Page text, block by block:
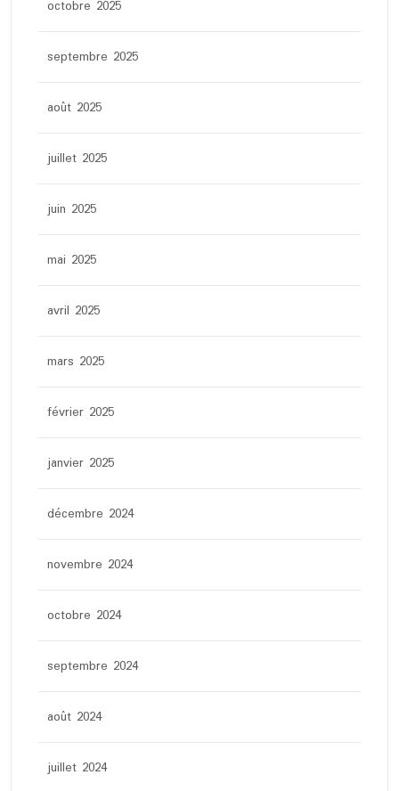
octobre 2025
septembre 2025
août 2025
juillet 2025
juin 2025
mai 2025
avril 2025
mars 2025
février 2025
janvier 2025
décembre 2024
novembre 2024
octobre 2024
septembre 2024
août 2024
juillet 2024